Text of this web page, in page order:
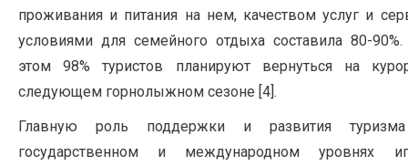
проживания и питания на нем, качеством услуг и
условиями для семейного отдыха составила 80-
этом 98% туристов планируют вернуться на
следующем горнолыжном сезоне [4].
Главную роль поддержки и развития
государственном и международном уровнях